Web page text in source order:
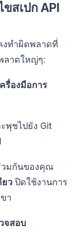
สเปก API
งทำผิดพลาดที่
ลาดใหญ่ๆ:
รื่องมือการ
พุชไปยัง Git
วมกันของคุณ
ยว ปิดใช้งานการ
า
จสอบ